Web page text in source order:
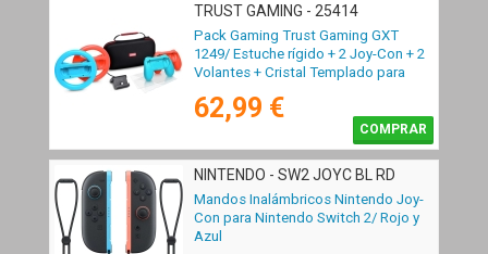
TRUST GAMING - 25414
Pack Gaming Trust Gaming GXT
1249/ Estuche rígido + 2 Joy-Con + 2
Volantes + Cristal Templado para
62,99 €
COMPRAR
NINTENDO - SW2 JOYC BL RD
Mandos Inalámbricos Nintendo Joy-
Con para Nintendo Switch 2/ Rojo y
Azul